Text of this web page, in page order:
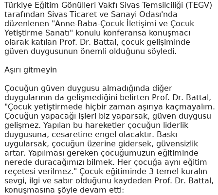
Türkiye Eğitim Gönülleri Vakfı Sivas Temsilciliği (TEGV)
tarafından Sivas Ticaret ve Sanayi Odası'nda
düzenlenen "Anne-Baba-Çocuk İletişimi ve Çocuk
Yetiştirme Sanatı" konulu konferansa konuşmacı
olarak katılan Prof. Dr. Battal, çocuk gelişiminde
güven duygusunun önemli olduğunu söyledi.
Aşırı gitmeyin
Çocuğun güven duygusu almadığında diğer
duygularının da gelişmediğini belirten Prof. Dr. Battal,
"Çocuk yetiştirmede hiçbir zaman aşırıya kaçmayalım.
Çocuğun yapacağı işleri biz yaparsak, güven duygusu
gelişmez. Yapılan bu hareketler çocuğun liderlik
duygusuna, cesaretine engel olacaktır. Baskı
uygularsak, çocuğun üzerine gidersek, güvensizlik
artar. Yapılması gereken çocuğumuzun eğitiminde
nerede duracağımızı bilmek. Her çocuğa aynı eğitim
reçetesi verilmez." Çocuk eğitiminde 3 temel kuralın
sevgi, ilgi ve sabır olduğunu kaydeden Prof. Dr. Battal,
konuşmasına şöyle devam etti: